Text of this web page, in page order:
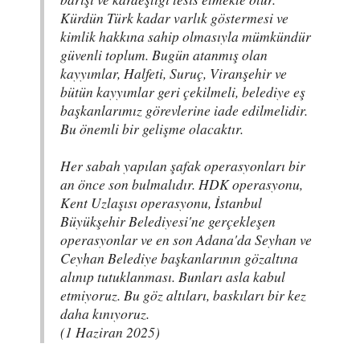
Kürdün Türk kadar varlık göstermesi ve
kimlik hakkına sahip olmasıyla mümkündür
güvenli toplum. Bugün atanmış olan
kayyımlar, Halfeti, Suruç, Viranşehir ve
bütün kayyımlar geri çekilmeli, belediye eş
başkanlarımız görevlerine iade edilmelidir.
Bu önemli bir gelişme olacaktır.
Her sabah yapılan şafak operasyonları bir
an önce son bulmalıdır. HDK operasyonu,
Kent Uzlaşısı operasyonu, İstanbul
Büyükşehir Belediyesi'ne gerçekleşen
operasyonlar ve en son Adana'da Seyhan ve
Ceyhan Belediye başkanlarının gözaltına
alınıp tutuklanması. Bunları asla kabul
etmiyoruz. Bu göz altıları, baskıları bir kez
daha kınıyoruz.
(1 Haziran 2025)